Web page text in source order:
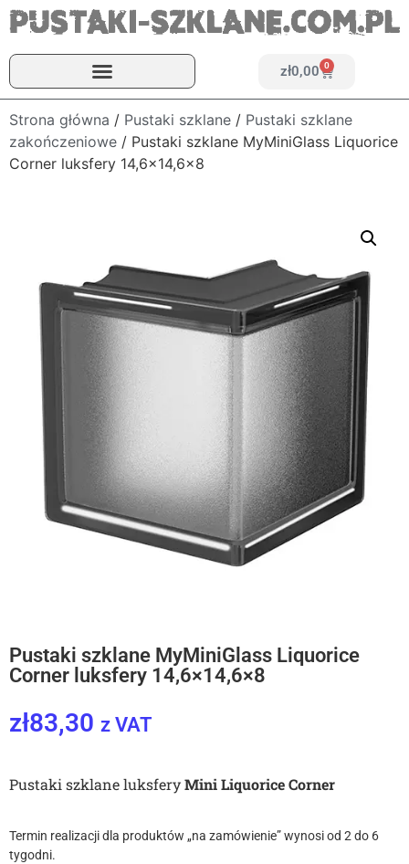
zł0,00 0
Strona główna / Pustaki szklane / Pustaki szklane
zakończeniowe / Pustaki szklane MyMiniGlass Liquorice
Corner luksfery 14,6×14,6×8
Pustaki szklane MyMiniGlass Liquorice
Corner luksfery 14,6×14,6×8
zł83,30 z VAT
Pustaki szklane luksferyMini Liquorice Corner
Termin realizacji dla produktów „na zamówienie” wynosi od 2 do 6
tygodni.